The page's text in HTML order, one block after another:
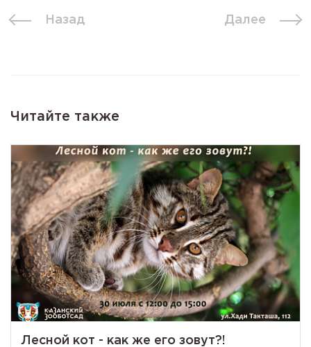
Назад Далее
Читайте также
Лесной кот - как же его зовут?!